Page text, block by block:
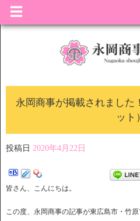
永岡商事が掲載されました
ット）
投稿日 2020年4月22日
皆さん、こんにちは。
この度、永岡商事の記事が東広島市・竹